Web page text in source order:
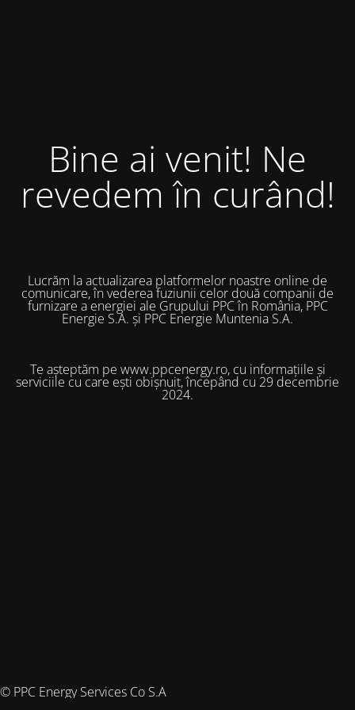
Bine ai venit! Ne
revedem în curând!
Lucrăm la actualizarea platformelor noastre online de
comunicare, în vederea fuziunii celor două companii de
furnizare a energiei ale Grupului PPC în România, PPC
Energie S.A. și PPC Energie Muntenia S.A.
Te așteptăm pe www.ppcenergy.ro, cu informațiile și
serviciile cu care ești obișnuit, începând cu 29 decembrie
2024.
© PPC Energy Services Co S.A